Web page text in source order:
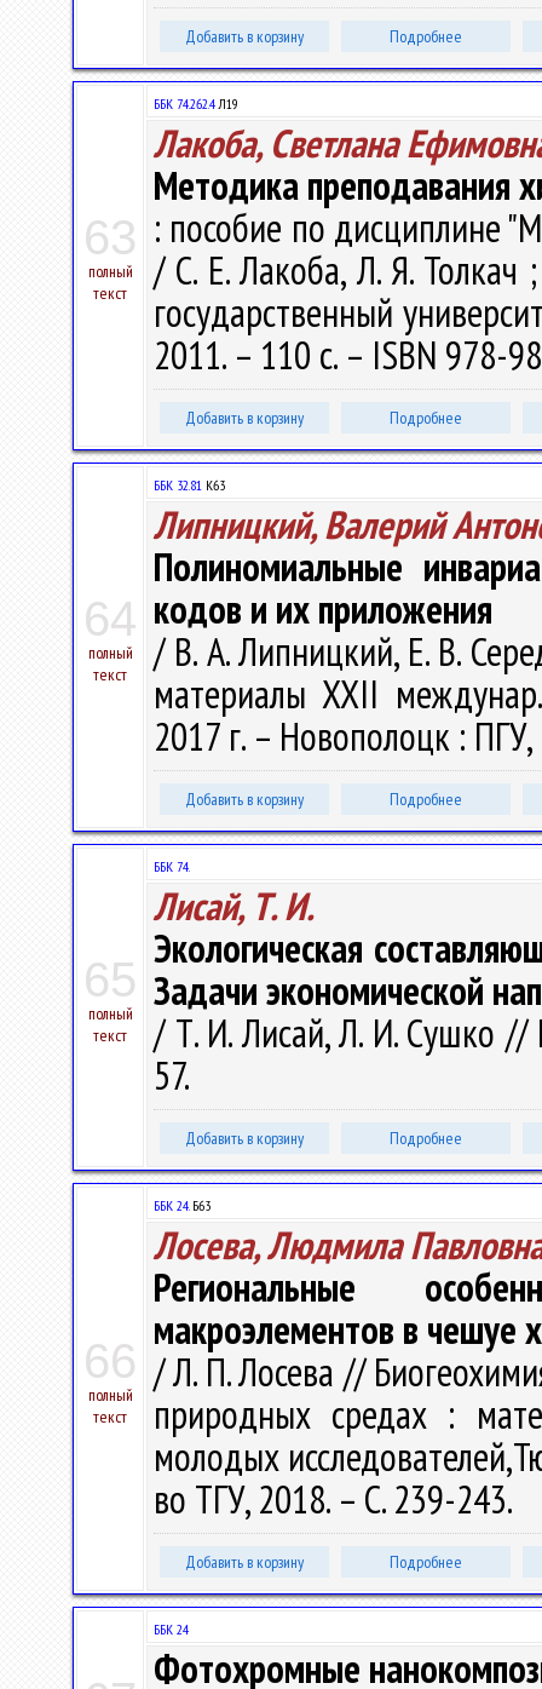
Добавить в корзину Подробнее
63
полный
текст
ББК 74.262.4Л19
Лакоба, Светлана
Методика преподавания
: пособие по дисциплине
/ С. Е. Лакоба, Л. Я. Толкач
государственный
2011. – 110 с. – ISBN 978-
Добавить в корзину Подробнее
64
полный
текст
ББК 32.81 К63
Липницкий, Валерий
Полиномиальные
кодов и их приложения
/ В. А. Липницкий, Е. В.
материалы XXII
2017 г. – Новополоцк :
Добавить в корзину Подробнее
65
полный
текст
ББК 74.
Лисай, Т. И.
Экологическая
Задачи экономической
/ Т. И. Лисай, Л. И. Сушко
57.
Добавить в корзину Подробнее
66
полный
текст
ББК 24.Б63
Лосева, Людмила
Региональные
макроэлементов в
/ Л. П. Лосева //
природных средах :
молодых
во ТГУ, 2018. – С. 239-243.
Добавить в корзину Подробнее
ББК 24
Фотохромные